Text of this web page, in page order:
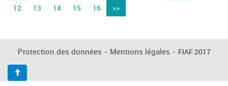
12
13 14 15 16 >>
Protection des données - Mentions légales - FIAF 2017